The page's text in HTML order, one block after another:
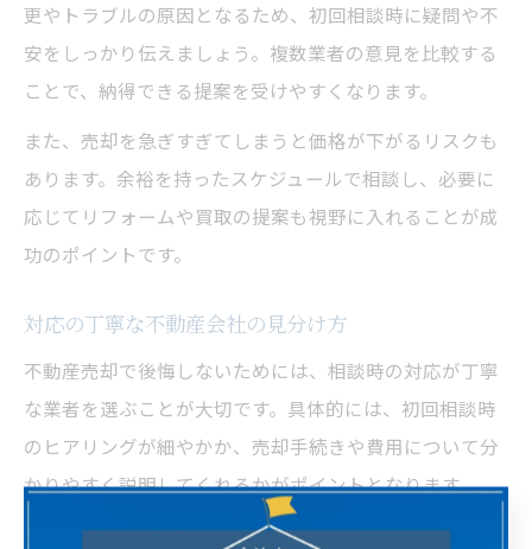
更やトラブルの原因となるため、初回相談時に疑問や不
安をしっかり伝えましょう。複数業者の意見を比較する
ことで、納得できる提案を受けやすくなります。
また、売却を急ぎすぎてしまうと価格が下がるリスクも
あります。余裕を持ったスケジュールで相談し、必要に
応じてリフォームや買取の提案も視野に入れることが成
功のポイントです。
対応の丁寧な不動産会社の見分け方
不動産売却で後悔しないためには、相談時の対応が丁寧
な業者を選ぶことが大切です。具体的には、初回相談時
のヒアリングが細やかか、売却手続きや費用について分
かりやすく説明してくれるかがポイントとなります。
丁寧な業者は、質問への回答が迅速で、難しい専門用語